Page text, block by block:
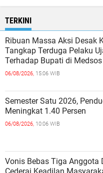
TERKINI
Ribuan Massa Aksi Desak
Tangkap Terduga Pelaku
Terhadap Bupati di Medsos
06/08/2026, 15:06 WIB
Semester Satu 2026,
Meningkat 1.40 Persen
06/08/2026, 10:06 WIB
Vonis Bebas Tiga Anggota